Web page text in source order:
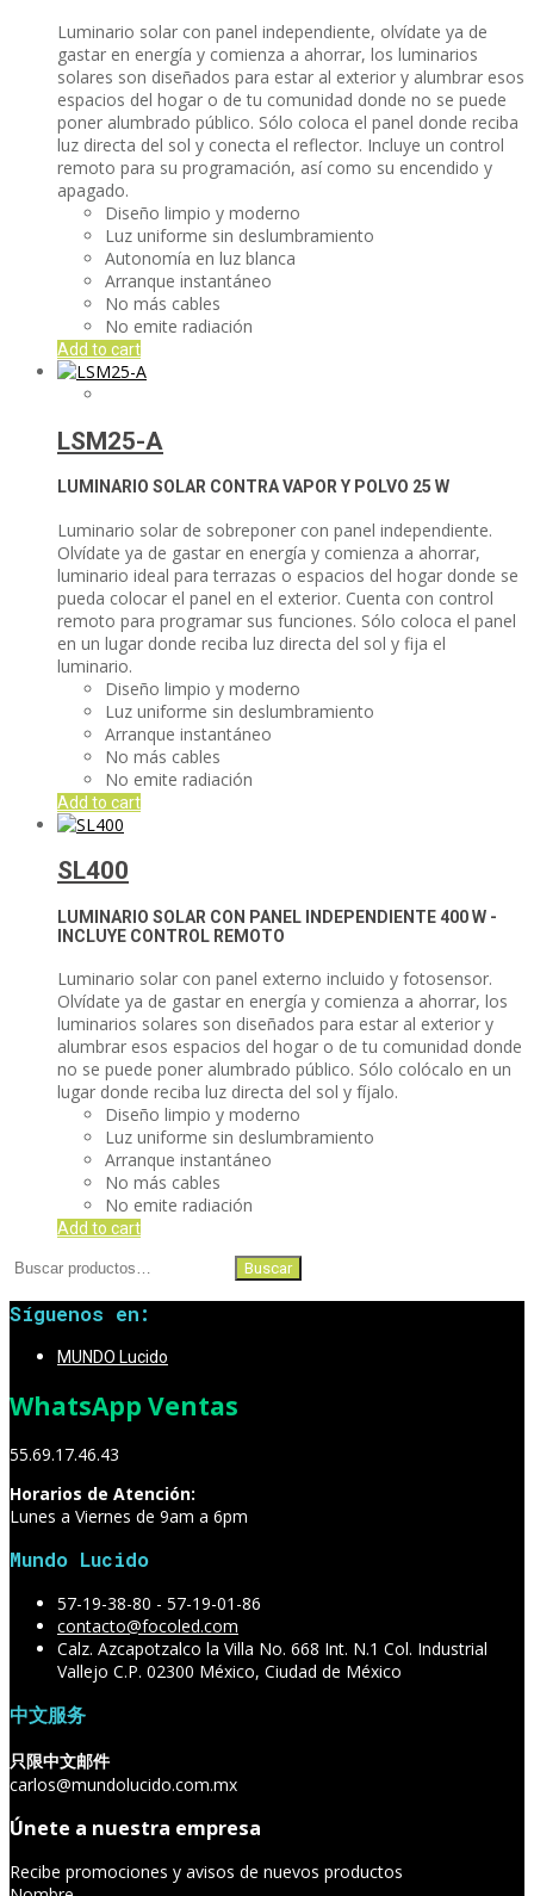
Luminario solar con panel independiente, olvídate ya de
gastar en energía y comienza a ahorrar, los luminarios
solares son diseñados para estar al exterior y alumbrar esos
espacios del hogar o de tu comunidad donde no se puede
poner alumbrado público. Sólo coloca el panel donde reciba
luz directa del sol y conecta el reflector. Incluye un control
remoto para su programación, así como su encendido y
apagado.
Diseño limpio y moderno
Luz uniforme sin deslumbramiento
Autonomía en luz blanca
Arranque instantáneo
No más cables
No emite radiación
Add to cart
LSM25-A
LUMINARIO SOLAR CONTRA VAPOR Y POLVO 25 W
Luminario solar de sobreponer con panel independiente.
Olvídate ya de gastar en energía y comienza a ahorrar,
luminario ideal para terrazas o espacios del hogar donde se
pueda colocar el panel en el exterior. Cuenta con control
remoto para programar sus funciones. Sólo coloca el panel
en un lugar donde reciba luz directa del sol y fija el
luminario.
Diseño limpio y moderno
Luz uniforme sin deslumbramiento
Arranque instantáneo
No más cables
No emite radiación
Add to cart
SL400
LUMINARIO SOLAR CON PANEL INDEPENDIENTE 400 W -
INCLUYE CONTROL REMOTO
Luminario solar con panel externo incluido y fotosensor.
Olvídate ya de gastar en energía y comienza a ahorrar, los
luminarios solares son diseñados para estar al exterior y
alumbrar esos espacios del hogar o de tu comunidad donde
no se puede poner alumbrado público. Sólo colócalo en un
lugar donde reciba luz directa del sol y fíjalo.
Diseño limpio y moderno
Luz uniforme sin deslumbramiento
Arranque instantáneo
No más cables
No emite radiación
Add to cart
Buscar
Buscar
Síguenos en:
MUNDO Lucido
WhatsApp Ventas
55.69.17.46.43
Horarios de Atención:
Lunes a Viernes de 9am a 6pm
Mundo Lucido
57-19-38-80 - 57-19-01-86
contacto@focoled.com
Calz. Azcapotzalco la Villa No. 668 Int. N.1 Col. Industrial
Vallejo C.P. 02300 México, Ciudad de México
中文服务
只限中文邮件
carlos@mundolucido.com.mx
Únete a nuestra empresa
Recibe promociones y avisos de nuevos productos